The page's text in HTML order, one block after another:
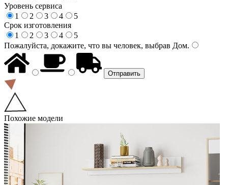
Уровень сервиса
1
2 3 4
5
Срок изготовления
1
2 3 4
5
Пожалуйста, докажите, что вы человек, выбрав Дом.
Похожие модели